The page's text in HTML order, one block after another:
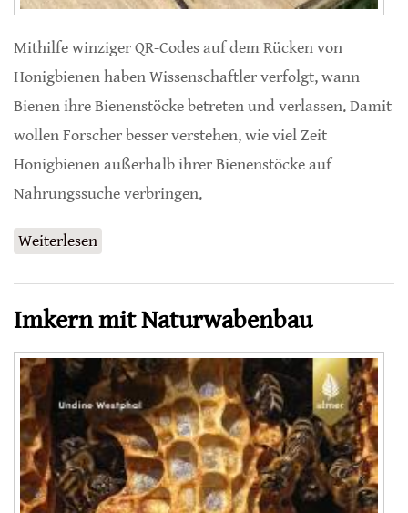
Mithilfe winziger QR-Codes auf dem Rücken von
Honigbienen haben Wissenschaftler verfolgt, wann
Bienen ihre Bienenstöcke betreten und verlassen. Damit
wollen Forscher besser verstehen, wie viel Zeit
Honigbienen außerhalb ihrer Bienenstöcke auf
Nahrungssuche verbringen.
Weiterlesen
Imkern mit Naturwabenbau